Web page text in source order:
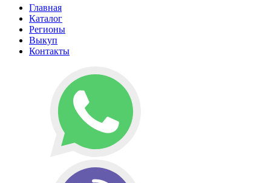
Главная
Каталог
Регионы
Выкуп
Контакты